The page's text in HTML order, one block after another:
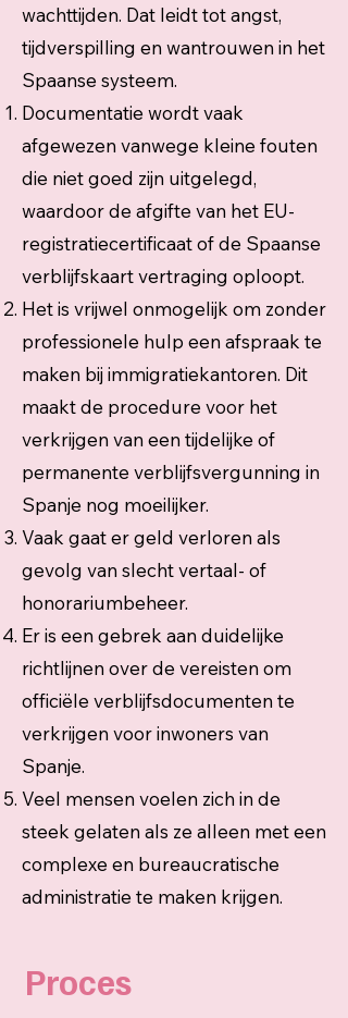
wachttijden. Dat leidt tot angst,
tijdverspilling en wantrouwen in het
Spaanse systeem.
Documentatie wordt vaak
afgewezen vanwege kleine fouten
die niet goed zijn uitgelegd,
waardoor de afgifte van het EU-
registratiecertificaat of de Spaanse
verblijfskaart vertraging oploopt.
Het is vrijwel onmogelijk om zonder
professionele hulp een afspraak te
maken bij immigratiekantoren. Dit
maakt de procedure voor het
verkrijgen van een tijdelijke of
permanente verblijfsvergunning in
Spanje nog moeilijker.
Vaak gaat er geld verloren als
gevolg van slecht vertaal- of
honorariumbeheer.
Er is een gebrek aan duidelijke
richtlijnen over de vereisten om
officiële verblijfsdocumenten te
verkrijgen voor inwoners van
Spanje.
Veel mensen voelen zich in de
steek gelaten als ze alleen met een
complexe en bureaucratische
administratie te maken krijgen.
Proces